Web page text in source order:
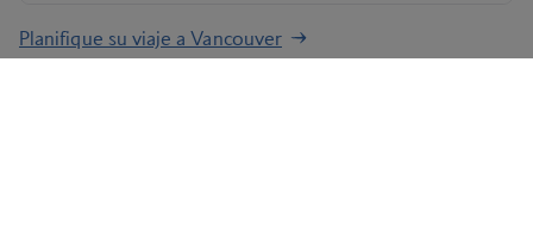
Planifique su viaje a Vancouver